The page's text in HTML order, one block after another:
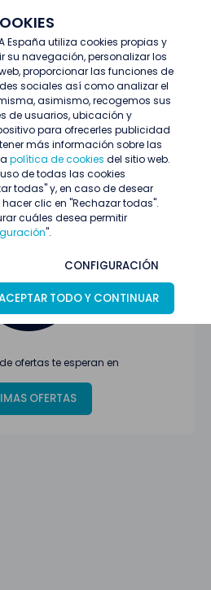
España utiliza cookies propias y
su navegación, personalizar los
proporcionar las funciones de
sociales así como analizar el
asimismo, recogemos sus
de usuarios, ubicación y
para ofrecerles publicidad
más información sobre las
política de cookies del sitio web.
de todas las cookies
todas" y, en caso de desear
clic en "Rechazar todas".
cuáles desea permitir
".
CONFIGURACIÓN
TODO Y CONTINUAR
o ha finalizado su
de selección
ofertas te esperan en
OFERTAS